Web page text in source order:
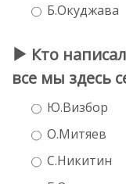
Б.Окуджава
Кто
все мы здесь
Ю.Визбор
О.Митяев
С.Никитин